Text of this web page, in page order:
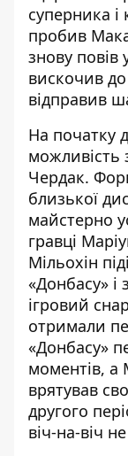
суперника і
пробив
знову повів
вискочив до
відправив
На початку
можливість
Чердак.
близької
майстерно
гравці
Мільохін
«Донбасу» і
ігровий
отримали
«Донбасу»
моментів, а
врятував
другого
віч-на-віч